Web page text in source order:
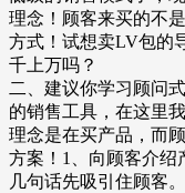
理念！顾客来买的不
方式！试想卖LV包的
千上万吗？
二、建议你学习顾问
的销售工具，在这里
理念是在买产品，而
方案！1、向顾客介绍
几句话先吸引住顾客